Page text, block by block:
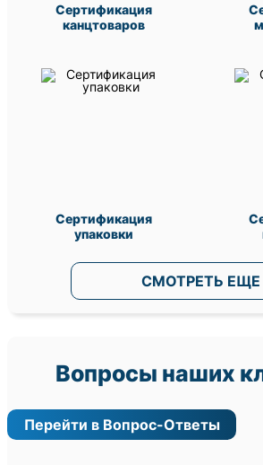
Сертификация
канцтоваров
Сертификация
упаковки
СМОТРЕТЬ ЕЩЕ
Вопросы наших
Перейти в Вопрос-Ответы